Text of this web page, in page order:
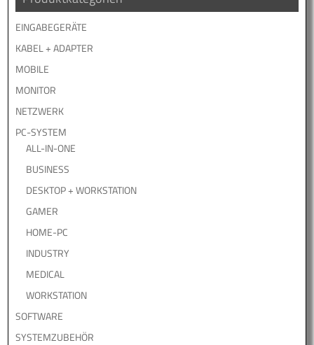
EINGABEGERÄTE
KABEL + ADAPTER
MOBILE
MONITOR
NETZWERK
PC-SYSTEM
ALL-IN-ONE
BUSINESS
DESKTOP + WORKSTATION
GAMER
HOME-PC
INDUSTRY
MEDICAL
WORKSTATION
SOFTWARE
SYSTEMZUBEHÖR